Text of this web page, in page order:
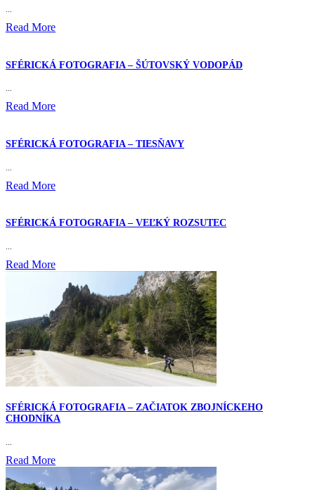
Read More
SFÉRICKÁ FOTOGRAFIA – ŠÚTOVSKÝ VODOPÁD
Read More
SFÉRICKÁ FOTOGRAFIA – TIESŇAVY
Read More
SFÉRICKÁ FOTOGRAFIA – VEĽKÝ ROZSUTEC
Read More
SFÉRICKÁ FOTOGRAFIA – ZAČIATOK ZBOJNÍCKEHO
CHODNÍKA
Read More